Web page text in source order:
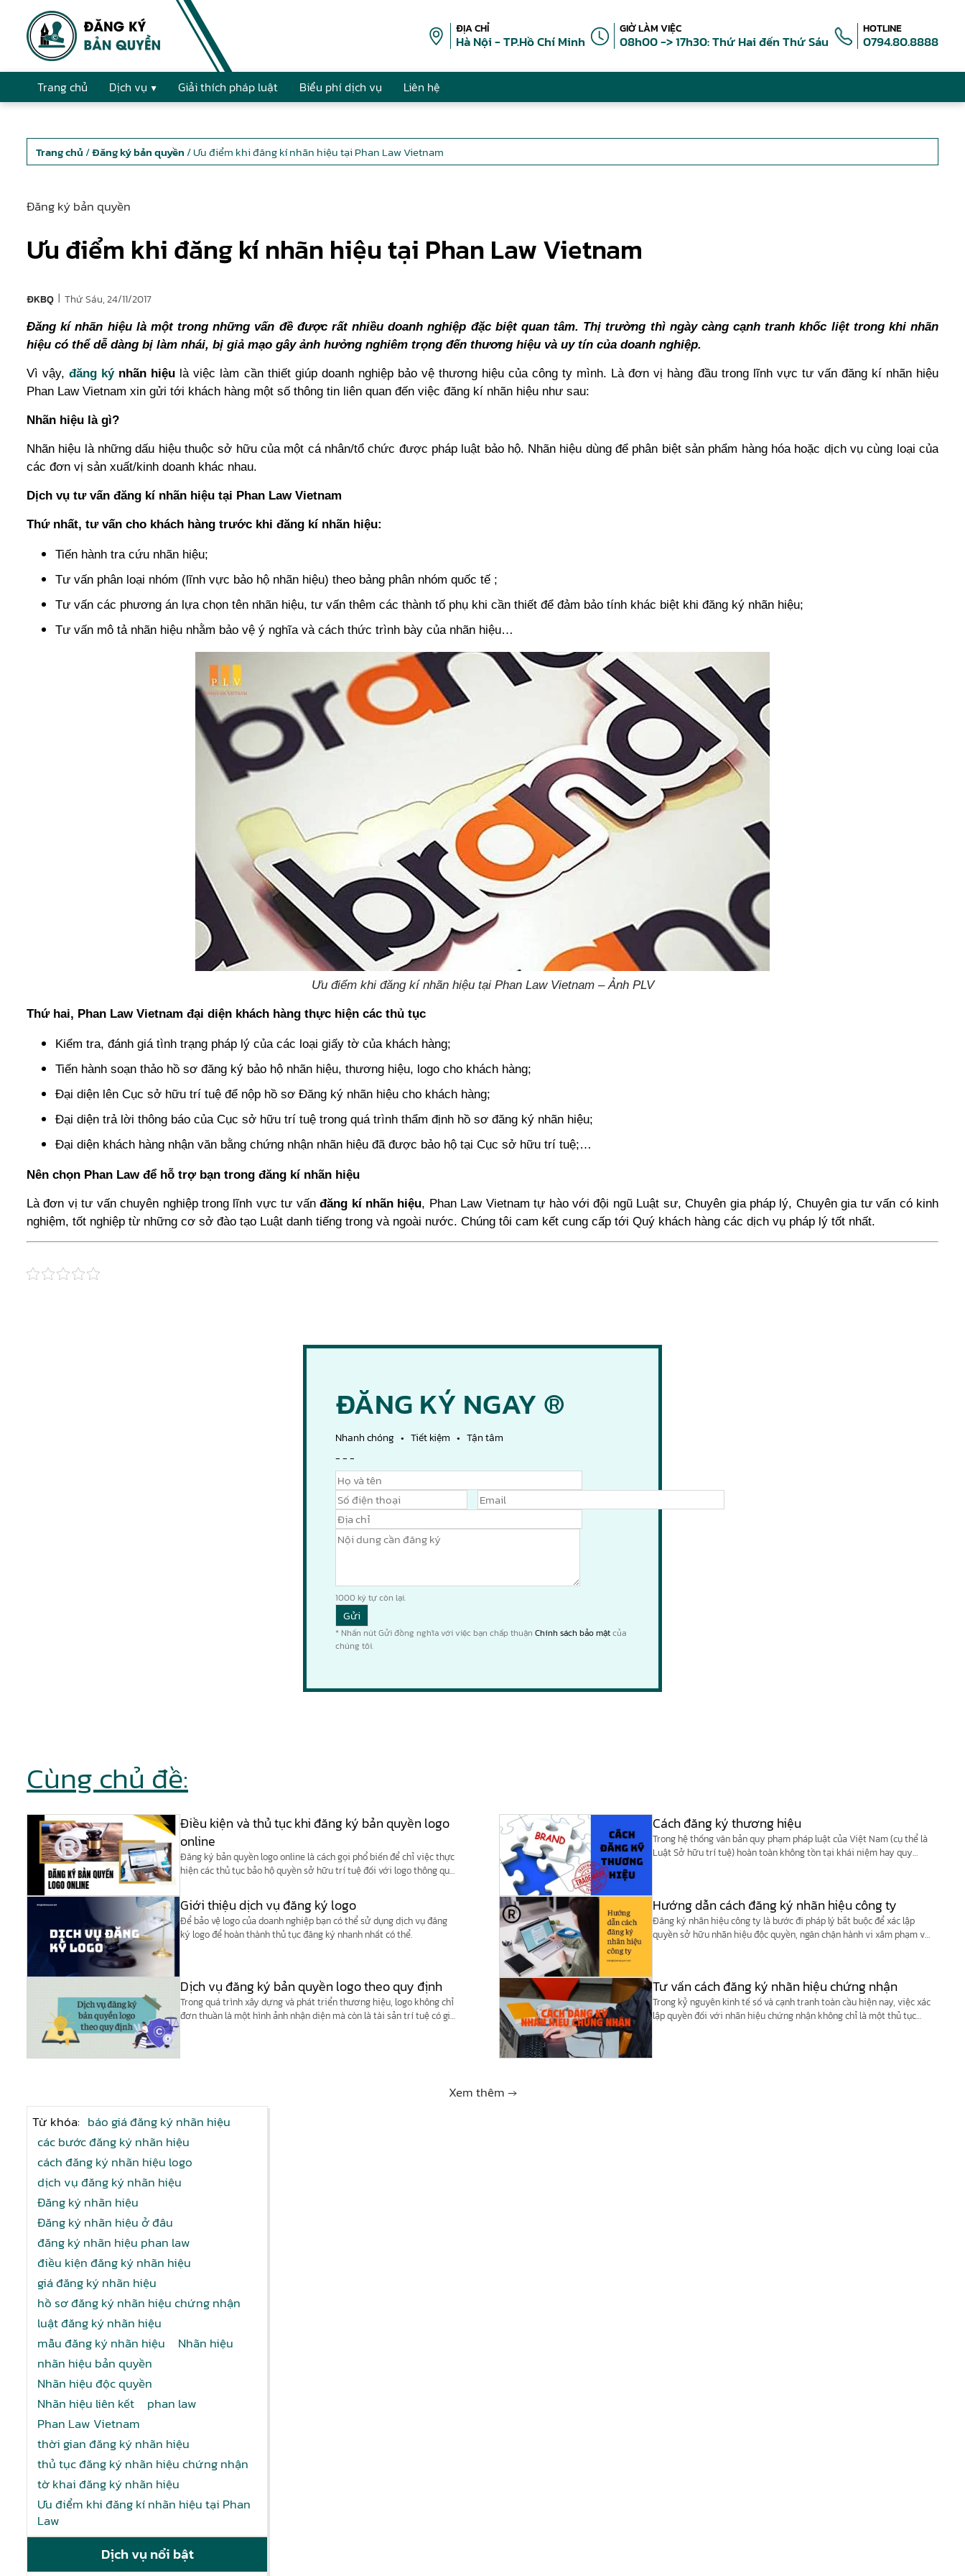
ĐỊA CHỈ
Hà Nội - TP.Hồ Chí Minh
GIỜ LÀM VIỆC
08h00 -> 17h30: Thứ Hai đến Thứ Sáu
HOTLINE
0794.80.8888
Trang chủ Dịch vụ Giải thích pháp luật Biểu phí dịch vụ Liên hệ
Trang chủ /Đăng ký bản quyền / Ưu điểm khi đăng kí nhãn hiệu tại Phan Law Vietnam
Đăng ký bản quyền
Ưu điểm khi đăng kí nhãn hiệu tại Phan Law Vietnam
ĐKBQ | Thứ Sáu, 24/11/2017
Đăng kí nhãn hiệu là một trong những vấn đề được rất nhiều doanh nghiệp đặc biệt quan tâm. Thị trường thì ngày càng cạnh tranh khốc liệt trong khi nhãn
hiệu có thể dễ dàng bị làm nhái, bị giả mạo gây ảnh hưởng nghiêm trọng đến thương hiệu và uy tín của doanh nghiệp.
Vì vậy,đăng kýnhãn hiệu là việc làm cần thiết giúp doanh nghiệp bảo vệ thương hiệu của công ty mình. Là đơn vị hàng đầu trong lĩnh vực tư vấn đăng kí nhãn hiệu
Phan Law Vietnam xin gửi tới khách hàng một số thông tin liên quan đến việc đăng kí nhãn hiệu như sau:
Nhãn hiệu là gì?
Nhãn hiệu là những dấu hiệu thuộc sở hữu của một cá nhân/tổ chức được pháp luật bảo hộ. Nhãn hiệu dùng để phân biệt sản phẩm hàng hóa hoặc dịch vụ cùng loại của
các đơn vị sản xuất/kinh doanh khác nhau.
Dịch vụ tư vấn đăng kí nhãn hiệu tại Phan Law Vietnam
Thứ nhất, tư vấn cho khách hàng trước khi đăng kí nhãn hiệu:
Tiến hành tra cứu nhãn hiệu;
Tư vấn phân loại nhóm (lĩnh vực bảo hộ nhãn hiệu) theo bảng phân nhóm quốc tế ;
Tư vấn các phương án lựa chọn tên nhãn hiệu, tư vấn thêm các thành tố phụ khi cần thiết để đảm bảo tính khác biệt khi đăng ký nhãn hiệu;
Tư vấn mô tả nhãn hiệu nhằm bảo vệ ý nghĩa và cách thức trình bày của nhãn hiệu…
Ưu điểm khi đăng kí nhãn hiệu tại Phan Law Vietnam – Ảnh PLV
Thứ hai, Phan Law Vietnam đại diện khách hàng thực hiện các thủ tục
Kiểm tra, đánh giá tình trạng pháp lý của các loại giấy tờ của khách hàng;
Tiến hành soạn thảo hồ sơ đăng ký bảo hộ nhãn hiệu, thương hiệu, logo cho khách hàng;
Đại diện lên Cục sở hữu trí tuệ để nộp hồ sơ Đăng ký nhãn hiệu cho khách hàng;
Đại diện trả lời thông báo của Cục sở hữu trí tuệ trong quá trình thẩm định hồ sơ đăng ký nhãn hiệu;
Đại diện khách hàng nhận văn bằng chứng nhận nhãn hiệu đã được bảo hộ tại Cục sở hữu trí tuệ;…
Nên chọn Phan Law để hỗ trợ bạn trong đăng kí nhãn hiệu
Là đơn vị tư vấn chuyên nghiệp trong lĩnh vực tư vấnđăng kí nhãn hiệu, Phan Law Vietnam tự hào với đội ngũ Luật sư, Chuyên gia pháp lý, Chuyên gia tư vấn có kinh
nghiệm, tốt nghiệp từ những cơ sở đào tạo Luật danh tiếng trong và ngoài nước. Chúng tôi cam kết cung cấp tới Quý khách hàng các dịch vụ pháp lý tốt nhất.
ĐĂNG KÝ NGAY ®
Nhanh chóng • Tiết kiệm • Tận tâm
- - -
1000 ký tự còn lại.
* Nhấn nút Gửi đồng nghĩa với việc bạn chấp thuận Chính sách bảo mậtcủa
chúng tôi.
Cùng chủ đề:
Điều kiện và thủ tục khi đăng ký bản quyền logo
online
Đăng ký bản quyền logo online là cách gọi phổ biến để chỉ việc thực
hiện các thủ tục bảo hộ quyền sở hữu trí tuệ đối với logo thông qua
theo quy định của cơ quan nhà nước có thẩm quyền.
Cách đăng ký thương hiệu
Trong hệ thống văn bản quy phạm pháp luật của Việt Nam (cụ thể là
Luật Sở hữu trí tuệ) hoàn toàn không tồn tại khái niệm hay quy
Giới thiệu dịch vụ đăng ký logo
Để bảo vệ logo của doanh nghiệp bạn có thể sử dụng dịch vụ đăng
ký logo để hoàn thành thủ tục đăng ký nhanh nhất có thể.
Hướng dẫn cách đăng ký nhãn hiệu công ty
Đăng ký nhãn hiệu công ty là bước đi pháp lý bắt buộc để xác lập
quyền sở hữu nhãn hiệu độc quyền, ngăn chặn hành vi xâm phạm và
Dịch vụ đăng ký bản quyền logo theo quy định
Trong quá trình xây dựng và phát triển thương hiệu, logo không chỉ
đơn thuần là một hình ảnh nhận diện mà còn là tài sản trí tuệ có giá
Tư vấn cách đăng ký nhãn hiệu chứng nhận
Trong kỷ nguyên kinh tế số và cạnh tranh toàn cầu hiện nay, việc xác
lập quyền đối với nhãn hiệu chứng nhận không chỉ là một thủ tục
Xem thêm →
Từ khóa: báo giá đăng ký nhãn hiệu
các bước đăng ký nhãn hiệu
cách đăng ký nhãn hiệu logo
dịch vụ đăng ký nhãn hiệu
Đăng ký nhãn hiệu
Đăng ký nhãn hiệu ở đâu
đăng ký nhãn hiệu phan law
điều kiện đăng ký nhãn hiệu
giá đăng ký nhãn hiệu
hồ sơ đăng ký nhãn hiệu chứng nhận
luật đăng ký nhãn hiệu
mẫu đăng ký nhãn hiệu
Nhãn hiệu
nhãn hiệu bản quyền
Nhãn hiệu độc quyền
Nhãn hiệu liên kết
phan law
Phan Law Vietnam
thời gian đăng ký nhãn hiệu
thủ tục đăng ký nhãn hiệu chứng nhận
tờ khai đăng ký nhãn hiệu
Ưu điểm khi đăng kí nhãn hiệu tại Phan
Law
Dịch vụ nổi bật